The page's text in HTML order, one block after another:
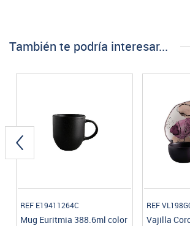
También te podría interesar...
REF E19411264C
Mug Euritmia 388.6ml color
Vajilla